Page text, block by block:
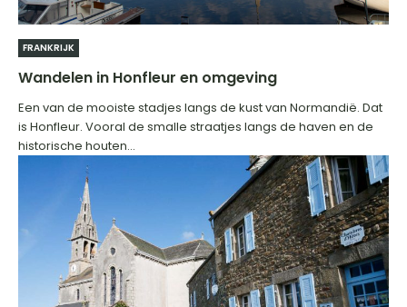
FRANKRIJK
Wandelen in Honfleur en omgeving
Een van de mooiste stadjes langs de kust van Normandië. Dat
is Honfleur. Vooral de smalle straatjes langs de haven en de
historische houten...